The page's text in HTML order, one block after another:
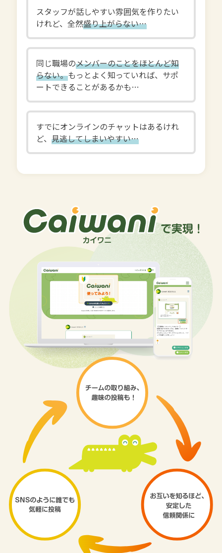
スタッフが話しやすい雰囲気を作りたい
けれど、全然盛り上がらない…
同じ職場のメンバーのことをほとんど知
らない。もっとよく知っていれば、サポ
ートできることがあるかも…
すでにオンラインのチャットはあるけれ
ど、 見逃してしまいやすい…